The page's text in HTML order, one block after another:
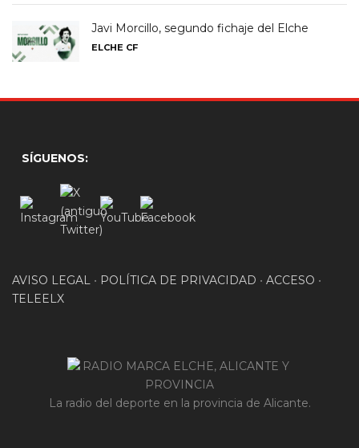
Javi Morcillo, segundo fichaje del Elche
ELCHE CF
SÍGUENOS:
AVISO LEGAL • POLÍTICA DE PRIVACIDAD • ACCESO •
TELEELX
La radio del deporte en la provincia de Alicante.